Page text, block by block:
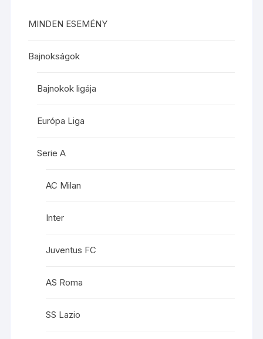
MINDEN ESEMÉNY
Bajnokságok
Bajnokok ligája
Európa Liga
Serie A
AC Milan
Inter
Juventus FC
AS Roma
SS Lazio